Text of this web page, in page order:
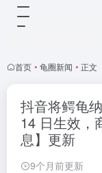
首页 • 龟圈新闻 • 正文
抖音将鳄龟
14 日生效，
息】更新
9个月前更新